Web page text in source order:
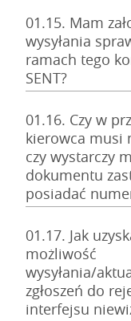
01.15. Mam
wysyłania
ramach tego
SENT?
01.16. Czy w
kierowca musi
czy wystarczy
dokumentu
posiadać
01.17. Jak
możliwość
wysyłania/
zgłoszeń do
interfejsu